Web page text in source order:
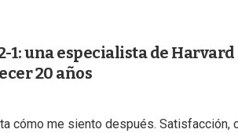
1: una especialista de
20 años
cómo me siento después. Satisfacción,